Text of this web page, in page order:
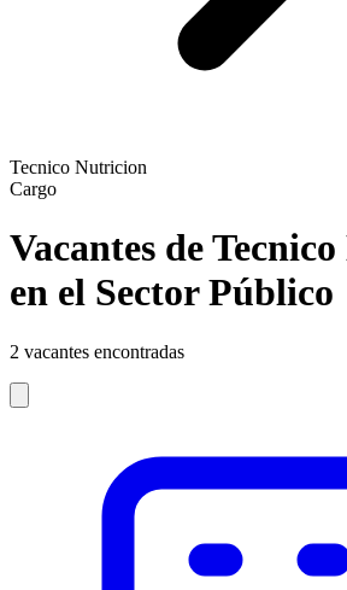
Tecnico Nutricion
Cargo
Vacantes de
en el Sector Público
2 vacantes encontradas